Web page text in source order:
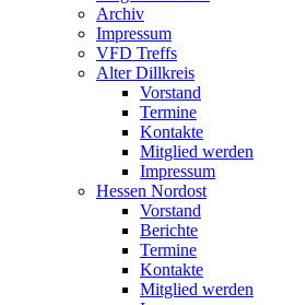
Archiv
Impressum
VFD Treffs
Alter Dillkreis
Vorstand
Termine
Kontakte
Mitglied werden
Impressum
Hessen Nordost
Vorstand
Berichte
Termine
Kontakte
Mitglied werden